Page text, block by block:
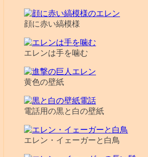
顔に赤い縞模様
エレンは手を噛む
黄色の壁紙
電話用の黒と白の壁紙
エレン・イェーガーと白鳥